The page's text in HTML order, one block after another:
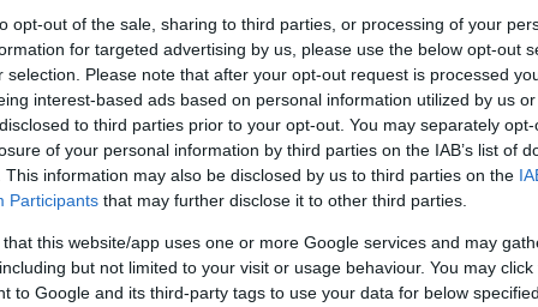
opt-out of the sale, sharing to third parties, or processing of your
for targeted advertising by us, please use the below opt-out
selection. Please note that after your opt-out request is processed
interest-based ads based on personal information utilized by us
to third parties prior to your opt-out. You may separately
of your personal information by third parties on the IAB’s list of
This information may also be disclosed by us to third parties on the
Participants that may further disclose it to other third parties.
that this website/app uses one or more Google services and may
but not limited to your visit or usage behaviour. You may
to Google and its third-party tags to use your data for below
mint hatvan évvel ezelőtt, társadalmi
egy olajfúró torony felhasználásával
állapota az utóbbi években
minősítették, 2011 óta pedig nem
eredményeként egy biztonságos,
kilátó jöhet létre, amely hosszú
céljait.